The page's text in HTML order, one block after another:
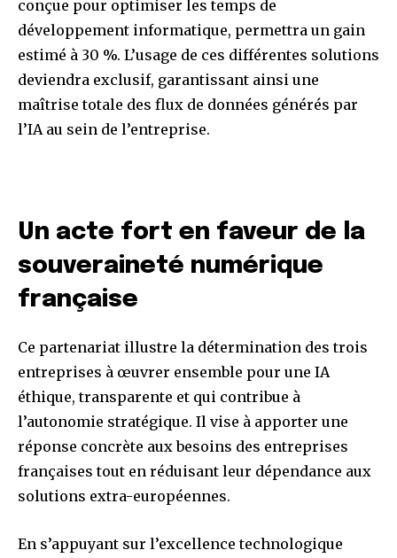
conçue pour optimiser les temps de
développement informatique, permettra un gain
estimé à 30 %. L’usage de ces différentes solutions
deviendra exclusif, garantissant ainsi une
maîtrise totale des flux de données générés par
l’IA au sein de l’entreprise.
Un acte fort en faveur de la
souveraineté numérique
française
Ce partenariat illustre la détermination des trois
entreprises à œuvrer ensemble pour une IA
éthique, transparente et qui contribue à
l’autonomie stratégique. Il vise à apporter une
réponse concrète aux besoins des entreprises
françaises tout en réduisant leur dépendance aux
solutions extra-européennes.
En s’appuyant sur l’excellence technologique